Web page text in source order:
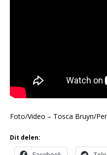
Foto/Video – Tosca Bruyn/
Dit delen: